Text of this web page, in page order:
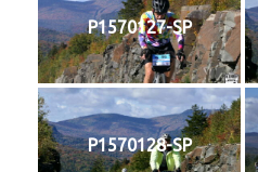
P1570127-SP
P1570128-SP